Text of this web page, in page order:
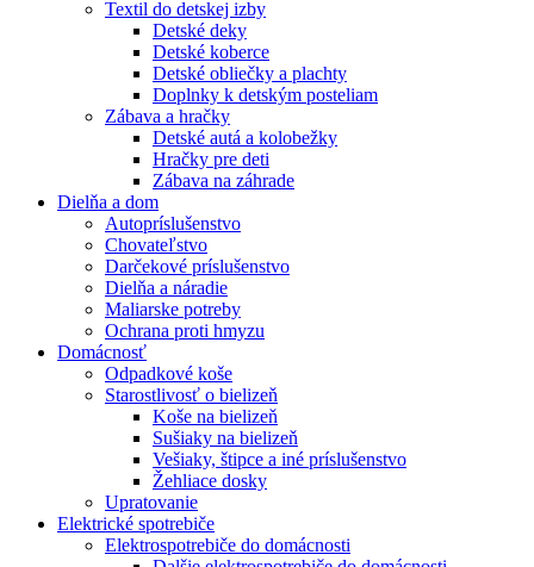
Textil do detskej izby
Detské deky
Detské koberce
Detské obliečky a plachty
Doplnky k detským posteliam
Zábava a hračky
Detské autá a kolobežky
Hračky pre deti
Zábava na záhrade
Dielňa a dom
Autopríslušenstvo
Chovateľstvo
Darčekové príslušenstvo
Dielňa a náradie
Maliarske potreby
Ochrana proti hmyzu
Domácnosť
Odpadkové koše
Starostlivosť o bielizeň
Koše na bielizeň
Sušiaky na bielizeň
Vešiaky, štipce a iné príslušenstvo
Žehliace dosky
Upratovanie
Elektrické spotrebiče
Elektrospotrebiče do domácnosti